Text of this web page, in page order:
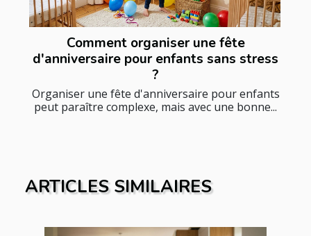
Comment organiser une fête
d'anniversaire pour enfants sans stress
?
Organiser une fête d'anniversaire pour enfants
peut paraître complexe, mais avec une bonne...
ARTICLES SIMILAIRES